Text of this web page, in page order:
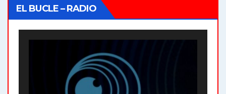
EL BUCLE – RADIO